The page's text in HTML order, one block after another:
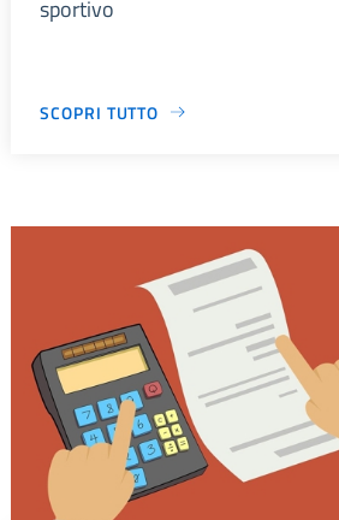
sportivo
SCOPRI TUTTO